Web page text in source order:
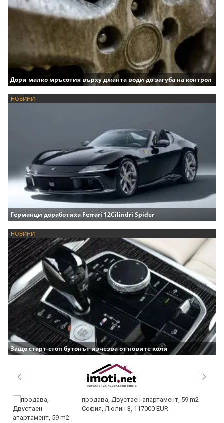
Дори малко мръсотия върху джанта води до загуба на контрол
НОВИНИ
Германци доработиха Ferrari 12Cilindri Spider
НОВИНИ
Защо старт-стоп бутонът изчезва от новите коли
продава, Двустаен апартамент, 59 m2
София, Люлин 3, 117000 EUR